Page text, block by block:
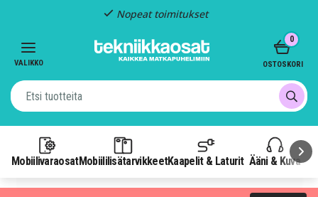
Nopeat toimitukset
VALIKKO
MobiilivaraosatMobiililisätarvikkeetKaapelit & Laturit Ääni & Kuva
0
OSTOSKORI